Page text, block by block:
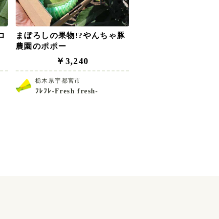
まぼろしの果物!?やんちゃ豚
農園のポポー
￥3,240
栃木県宇都宮市
ﾌﾚﾌﾚ-Fresh fresh-